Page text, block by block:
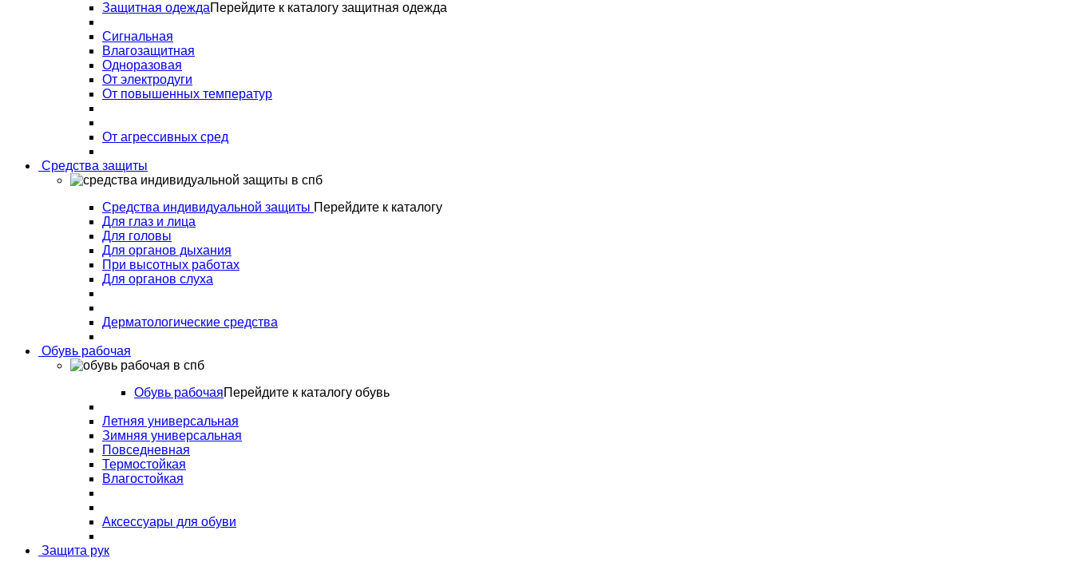
Защитная одеждаПерейдите к каталогу защитная одежда
Сигнальная
Влагозащитная
Одноразовая
От электродуги
От повышенных температур
От агрессивных сред
Средства защиты
Средства индивидуальной защиты Перейдите к каталогу
Для глаз и лица
Для головы
Для органов дыхания
При высотных работах
Для органов слуха
Дерматологические средства
Обувь рабочая
Обувь рабочаяПерейдите к каталогу обувь
Летняя универсальная
Зимняя универсальная
Повседневная
Термостойкая
Влагостойкая
Аксессуары для обуви
Защита рук